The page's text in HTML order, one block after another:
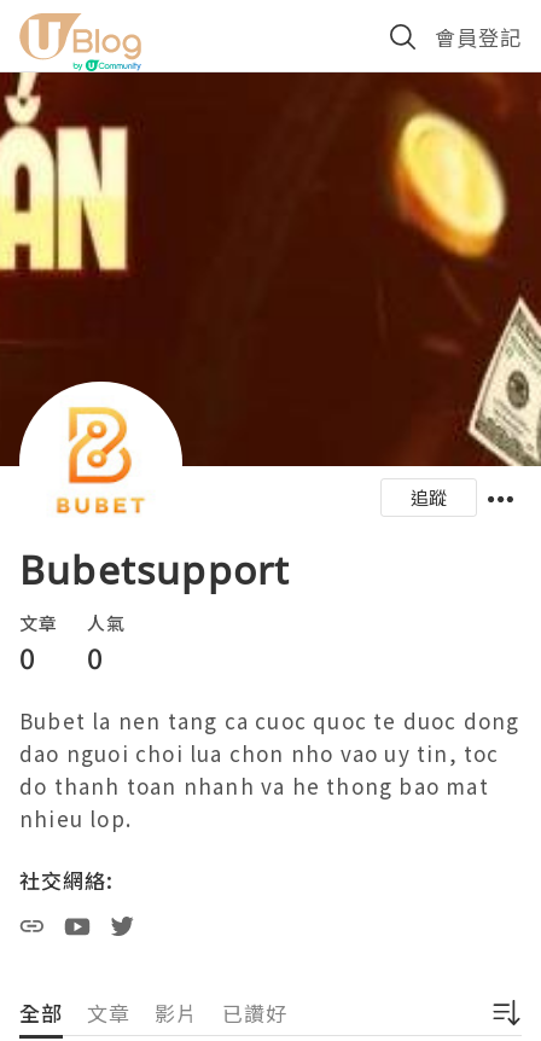
會員登記
追蹤
Bubetsupport
文章
0
人氣
0
Bubet la nen tang ca cuoc quoc te duoc dong
dao nguoi choi lua chon nho vao uy tin, toc
do thanh toan nhanh va he thong bao mat
nhieu lop.
社交網絡:
全部 文章 影片 已讚好